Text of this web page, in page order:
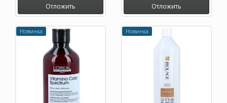
Отложить Отложить
Новинка Новинка